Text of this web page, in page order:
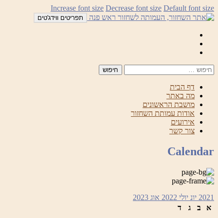
לדלג
לתוכן
Increase font size Decrease font size Default font size
תפריטים ווידג'טים
דף הבית
מה באתר
מושבת הראשונים
אודות עמותת השחזור
אירועים
צור קשר
Calendar
2021 יונ יולי 2022 אוג 2023
א
ב ג ד